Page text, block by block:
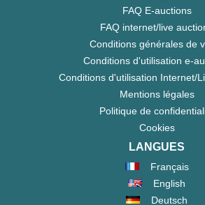
FAQ E-auctions
FAQ internet/live
Conditions générales de
Conditions d'utilisation e-
Conditions d'utilisation Internet/
Mentions légales
Politique de
Cookies
LANGUES
Français
English
Deutsch